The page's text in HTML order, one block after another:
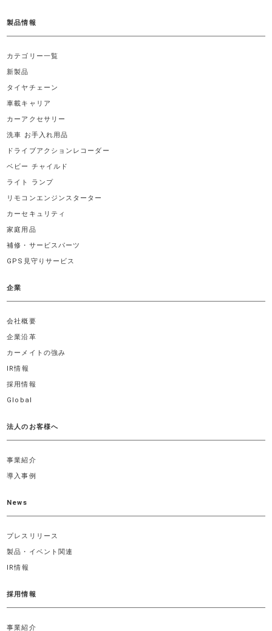
製品情報
カテゴリー一覧
新製品
タイヤチェーン
車載キャリア
カーアクセサリー
洗車 お手入れ用品
ドライブアクションレコーダー
ベビー チャイルド
ライト ランプ
リモコンエンジンスターター
カーセキュリティ
家庭用品
補修・サービスパーツ
GPS見守りサービス
企業
会社概要
企業沿革
カーメイトの強み
IR情報
採用情報
Global
法人のお客様へ
事業紹介
導入事例
News
プレスリリース
製品・イベント関連
IR情報
採用情報
事業紹介